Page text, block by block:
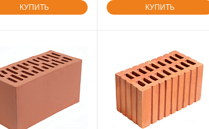
КУПИТЬ КУПИТЬ